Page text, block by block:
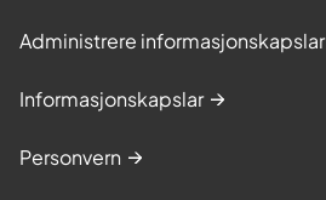
Administrere informasjonskapslar
Informasjonskapslar
Personvern